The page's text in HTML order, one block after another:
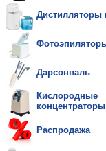
Дистилляторы
Дарсонваль
Кислородные
концентраторы
Распродажа